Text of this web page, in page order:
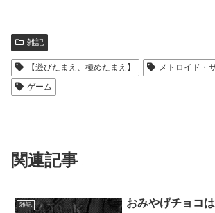
雑記
【遊びたまえ、極めたまえ】
メトロイド・
ゲーム
関連記事
雑記 おみやげチョコ